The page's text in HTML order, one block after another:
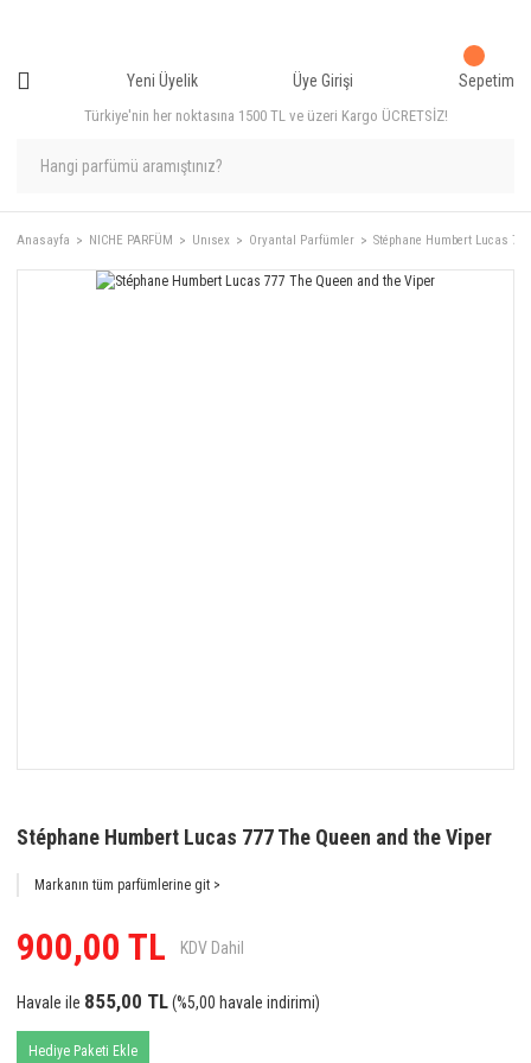
Türkiye'nin her noktasına 1500 TL ve üzeri Kargo ÜCRETSİZ!
Yeni Üyelik Üye Girişi Sepetim
Anasayfa NICHE PARFÜM Unısex Oryantal Parfümler Stéphane Humbert Lucas
Stéphane Humbert Lucas 777 The Queen and the Viper
Markanın tüm parfümlerine git >
900,00 TL KDV Dahil
Havale ile 855,00 TL(%5,00 havale indirimi)
Hediye Paketi Ekle